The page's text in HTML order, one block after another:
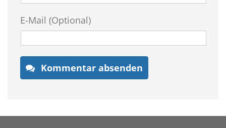
E-Mail (Optional)
Kommentar absenden